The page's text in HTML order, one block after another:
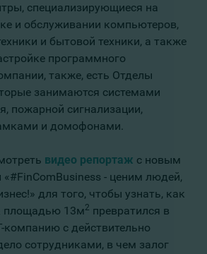
специализирующиеся на
и обслуживании компьютеров,
и бытовой техники, а также
программного
также, есть Отделы
занимаются системами
пожарной сигнализации,
и домофонами.
видео репортаж с новым
- ценим людей,
для того, чтобы узнать, как
площадью 13м2 превратился в
компанию с действительно
сотрудниками, в чем залог